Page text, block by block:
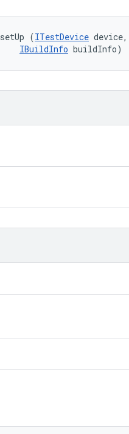
(ITestDevice device,
IBuildInfo buildInfo)